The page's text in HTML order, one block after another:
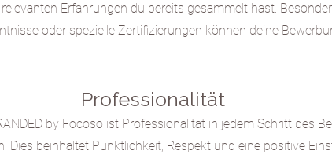
Erfahrungen du bereits gesammelt hast.
oder spezielle Zertifizierungen können deine
Professionalität
by Focoso ist Professionalität in jedem Schritt des
Dies beinhaltet Pünktlichkeit, Respekt und eine positive